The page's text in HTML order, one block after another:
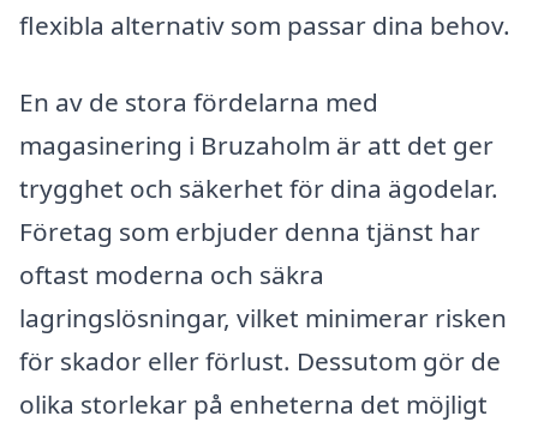
flexibla alternativ som passar dina behov.
En av de stora fördelarna med
magasinering i Bruzaholm är att det ger
trygghet och säkerhet för dina ägodelar.
Företag som erbjuder denna tjänst har
oftast moderna och säkra
lagringslösningar, vilket minimerar risken
för skador eller förlust. Dessutom gör de
olika storlekar på enheterna det möjligt